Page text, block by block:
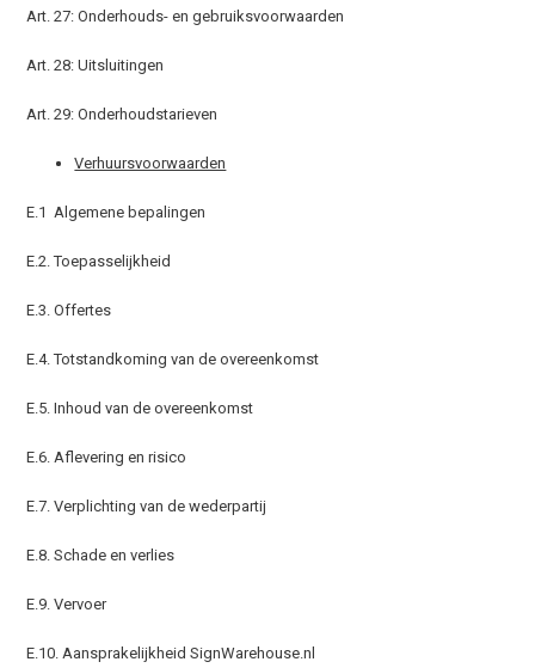
Art. 27: Onderhouds- en gebruiksvoorwaarden
Art. 28: Uitsluitingen
Art. 29: Onderhoudstarieven
Verhuursvoorwaarden
E.1 Algemene bepalingen
E.2. Toepasselijkheid
E.3. Offertes
E.4. Totstandkoming van de overeenkomst
E.5. Inhoud van de overeenkomst
E.6. Aflevering en risico
E.7. Verplichting van de wederpartij
E.8. Schade en verlies
E.9. Vervoer
E.10. Aansprakelijkheid SignWarehouse.nl